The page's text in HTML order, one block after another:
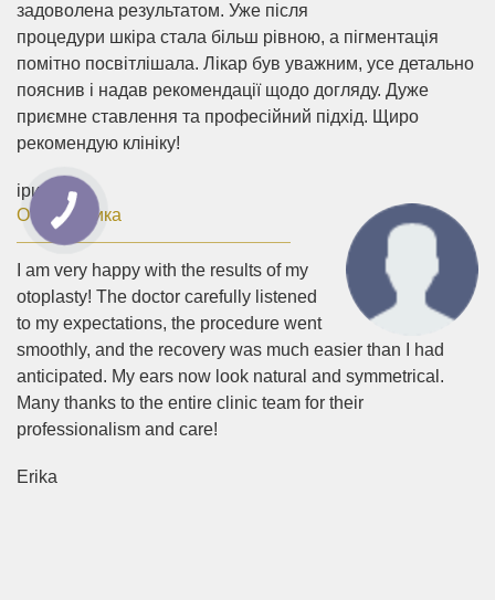
задоволена результатом. Уже після
процедури шкіра стала більш рівною, а пігментація
помітно посвітлішала. Лікар був уважним, усе детально
пояснив і надав рекомендації щодо догляду. Дуже
приємне ставлення та професійний підхід. Щиро
рекомендую клініку!
іри
Отопластика
I am very happy with the results of my
otoplasty! The doctor carefully listened
to my expectations, the procedure went
smoothly, and the recovery was much easier than I had
anticipated. My ears now look natural and symmetrical.
Many thanks to the entire clinic team for their
professionalism and care!
Erika